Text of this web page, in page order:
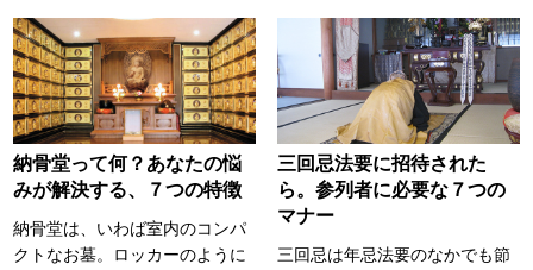
納骨堂って何？あなたの悩
みが解決する、７つの特徴
納骨堂は、いわば室内のコンパ
クトなお墓。ロッカーのように
三回忌法要に招待された
ら。参列者に必要な７つの
マナー
三回忌は年忌法要のなかでも節